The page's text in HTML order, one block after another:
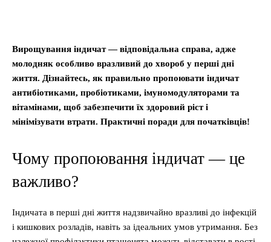
Вирощування індичат — відповідальна справа, адже
молодняк особливо вразливий до хвороб у перші дні
життя. Дізнайтесь, як правильно пропоювати індичат
антибіотиками, пробіотиками, імуномодуляторами та
вітамінами, щоб забезпечити їх здоровий ріст і
мінімізувати втрати. Практичні поради для початківців!
Чому пропоювання індичат — це
важливо?
Індичата в перші дні життя надзвичайно вразливі до інфекцій
і кишкових розладів, навіть за ідеальних умов утримання. Без